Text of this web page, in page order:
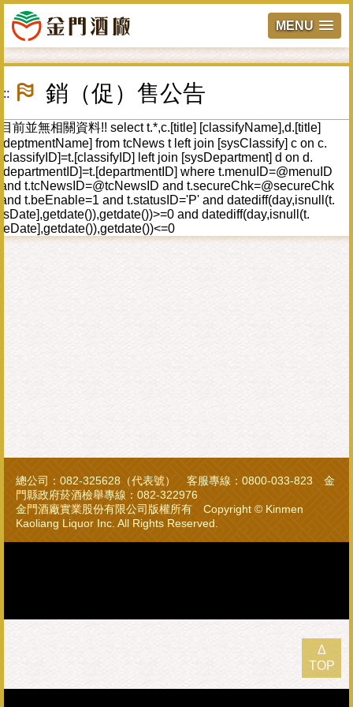
MENU
Δ
TOP
跳
主
內
容
區
塊
::: 銷（促）售公告
目前並無相關資料!! select t.*,c.[title] [classifyName],d.[title]
[deptmentName] from tcNews t left join [sysClassify] c on c.
[classifyID]=t.[classifyID] left join [sysDepartment] d on d.
[departmentID]=t.[departmentID] where t.menuID=@menuID
and t.tcNewsID=@tcNewsID and t.secureChk=@secureChk
and t.beEnable=1 and t.statusID='P' and datediff(day,isnull(t.
[sDate],getdate()),getdate())>=0 and datediff(day,isnull(t.
[eDate],getdate()),getdate())<=0
總公司：082-325628（代表號） 客服專線：0800-033-823 金
門縣政府菸酒檢舉專線：082-322976
金門酒廠實業股份有限公司版權所有 Copyright © Kinmen
Kaoliang Liquor Inc. All Rights Reserved.